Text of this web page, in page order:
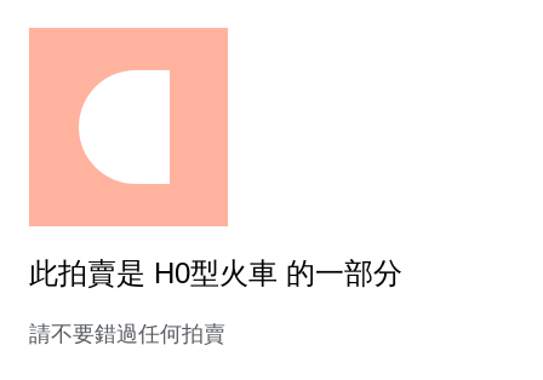
此拍賣是 H0型火車 的一部分
請不要錯過任何拍賣